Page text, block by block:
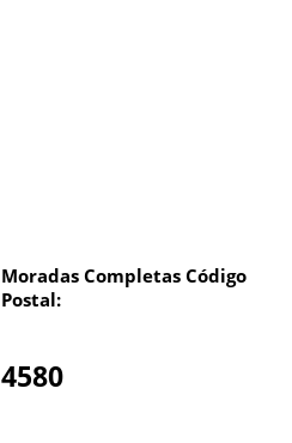
Moradas Completas Código
Postal:
4580